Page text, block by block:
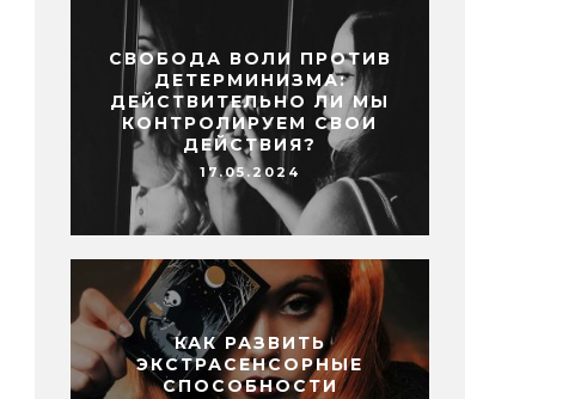
СВОБОДА ВОЛИ ПРОТИВ
ДЕТЕРМИНИЗМА:
ДЕЙСТВИТЕЛЬНО ЛИ МЫ
КОНТРОЛИРУЕМ СВОИ
ДЕЙСТВИЯ?
17.05.2024
КАК РАЗВИТЬ
ЭКСТРАСЕНСОРНЫЕ
СПОСОБНОСТИ